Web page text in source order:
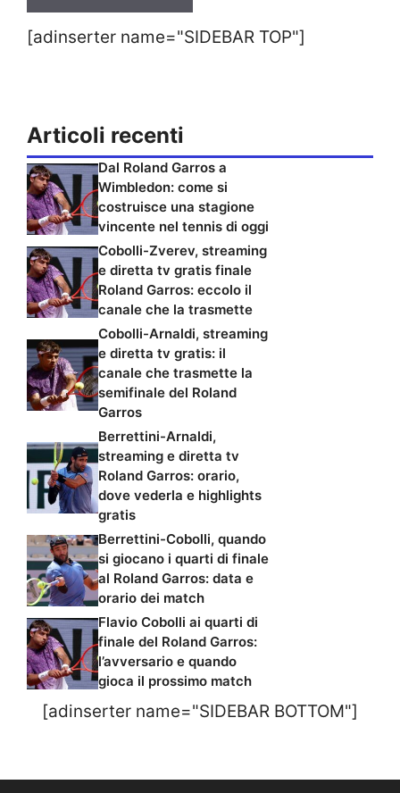
[adinserter name="SIDEBAR TOP"]
Articoli recenti
Dal Roland Garros a
Wimbledon: come si
costruisce una stagione
vincente nel tennis di oggi
Cobolli-Zverev, streaming
e diretta tv gratis finale
Roland Garros: eccolo il
canale che la trasmette
Cobolli-Arnaldi, streaming
e diretta tv gratis: il
canale che trasmette la
semifinale del Roland
Garros
Berrettini-Arnaldi,
streaming e diretta tv
Roland Garros: orario,
dove vederla e highlights
gratis
Berrettini-Cobolli, quando
si giocano i quarti di finale
al Roland Garros: data e
orario dei match
Flavio Cobolli ai quarti di
finale del Roland Garros:
l’avversario e quando
gioca il prossimo match
[adinserter name="SIDEBAR BOTTOM"]